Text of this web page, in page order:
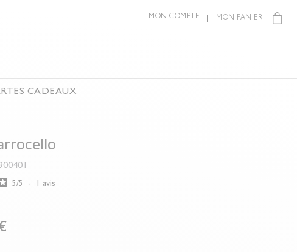
MON PANIER
MON COMPTE
CADEAUX
5/5 - 1 avis